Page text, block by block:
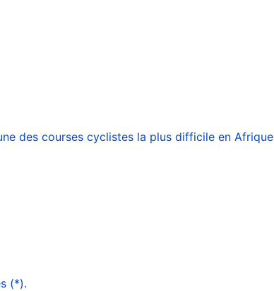
des courses cyclistes la plus difficile en Afrique
(*).